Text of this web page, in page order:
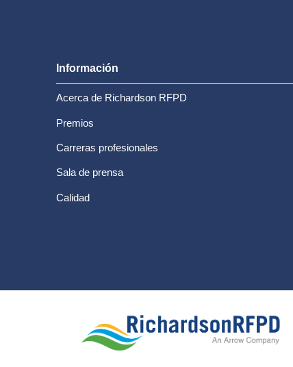
Información
Acerca de Richardson RFPD
Premios
Carreras profesionales
Sala de prensa
Calidad